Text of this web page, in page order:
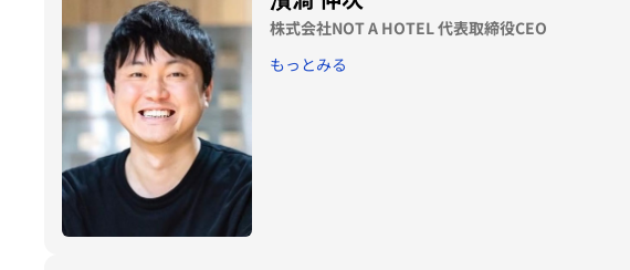
株式会社NOT A HOTEL 代表取締役CEO
もっとみる